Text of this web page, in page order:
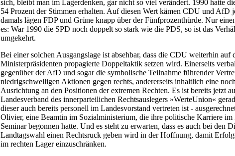
sich, bleibt man im Lagerdenken, gar nicht so viel verändert. 1990 hatte
54 Prozent der Stimmen erhalten. Auf diesen Wert kämen CDU und AfD
damals lägen FDP und Grüne knapp über der Fünfprozenthürde. Nur
es: War 1990 die SPD noch doppelt so stark wie die PDS, so ist das
umgekehrt.
Bei einer solchen Ausgangslage ist absehbar, dass die CDU weiterhin auf
Ministerpräsidenten propagierte Doppeltaktik setzen wird. Einerseits
gegenüber der AfD und sogar die symbolische Teilnahme führender
niedrigschwelligen Aktionen gegen rechts, andererseits inhaltlich eine
Ausrichtung an den Positionen der extremen Rechten. Es ist bereits jetzt
Landesverband des innerparteilichen Rechtsauslegers »WerteUnion«
dieser auch bereits personell im Landesvorstand vertreten ist -
Olivier, eine Beamtin im Sozialministerium, die ihre politische Karriere im
Seminar begonnen hatte. Und es steht zu erwarten, dass es auch bei den
Landtagswahl einen Rechtsruck geben wird in der Hoffnung, damit
im rechten Lager einzuschränken.